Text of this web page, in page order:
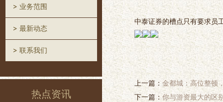
业务范围
最新动态
联系我们
热点资讯
中泰证券的槽点只有要求员
上一篇： 金都城：高位整顿
下一篇： 你与游资最大的区